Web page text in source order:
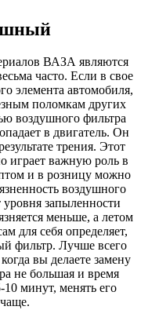
ВАЗА являются
часто. Если в свое
элемента автомобиля,
поломкам других
воздушного фильтра
в двигатель. Он
трения. Этот
играет важную роль в
и в розницу можно
воздушного
запыленности
меньше, а летом
для себя определяет,
фильтр. Лучше всего
вы делаете замену
не большая и время
10 минут, менять его